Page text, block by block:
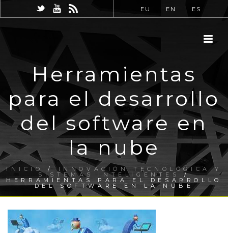
EU EN ES
Herramientas
para el desarrollo
del software en
la nube
INICIO / INNOVACIÓN TECNOLÓGICA Y
SISTEMAS INTELIGENTES /
HERRAMIENTAS PARA EL DESARROLLO
DEL SOFTWARE EN LA NUBE